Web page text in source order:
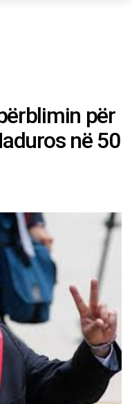
për
në 50